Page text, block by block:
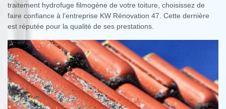
traitement hydrofuge filmogène de votre toiture, choisissez de
faire confiance à l’entreprise KW Rénovation 47. Cette dernière
est réputée pour la qualité de ses prestations.